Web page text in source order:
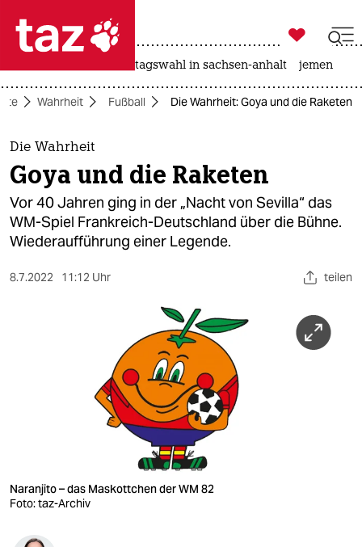
 taz zahl ich
taz zahl ich
themen
politik
öko
verlag
veranstaltungen

taz zahl ich
landtagswahl in sachsen-anhalt jemen
Wahrheit Fußball Die Wahrheit: Goya und die Raketen
Die Wahrheit
Goya und die Raketen
Vor 40 Jahren ging in der „Nacht von Sevilla“ das
WM-Spiel Frankreich-Deutschland über die Bühne.
Wiederaufführung einer Legende.
8.7.2022 11:12 Uhr teilen
Naranjito – das Maskottchen der WM 82
Foto: taz-Archiv